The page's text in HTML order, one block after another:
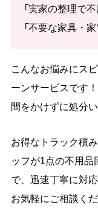
「実家の整理で
「不要な家具・
こんなお悩みにス
ーンサービスです
間をかけずに処分い
お得なトラック積
ッフが1点の不用品
で、迅速丁寧に対
お気軽にご相談くだ